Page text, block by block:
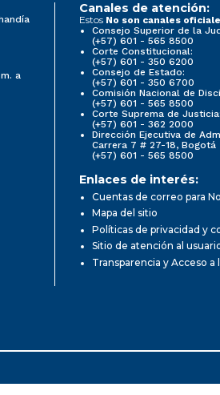
a
Canales de atención:
Estos No son canales
Consejo Superior de la
(+57) 601 - 565 8500
Corte Constitucional:
(+57) 601 - 350 6200
Consejo de Estado:
(+57) 601 - 350 6700
Comisión Nacional de
(+57) 601 - 565 8500
Corte Suprema de Justicia:
(+57) 601 - 362 2000
Dirección Ejecutiva de
Carrera 7 # 27-18, Bogotá
(+57) 601 - 565 8500
Enlaces de interés:
Cuentas de correo para
Mapa del sitio
Políticas de privacidad y
Sitio de atención al
Transparencia y Acceso